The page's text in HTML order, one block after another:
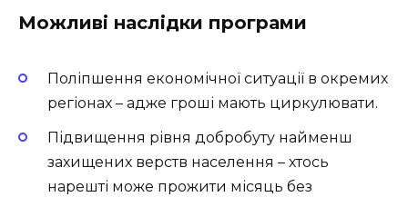
Можливі наслідки програми
Поліпшення економічної ситуації в окремих
регіонах – адже гроші мають циркулювати.
Підвищення рівня добробуту найменш
захищених верств населення – хтось
нарешті може прожити місяць без